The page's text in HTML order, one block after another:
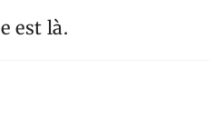
est là.